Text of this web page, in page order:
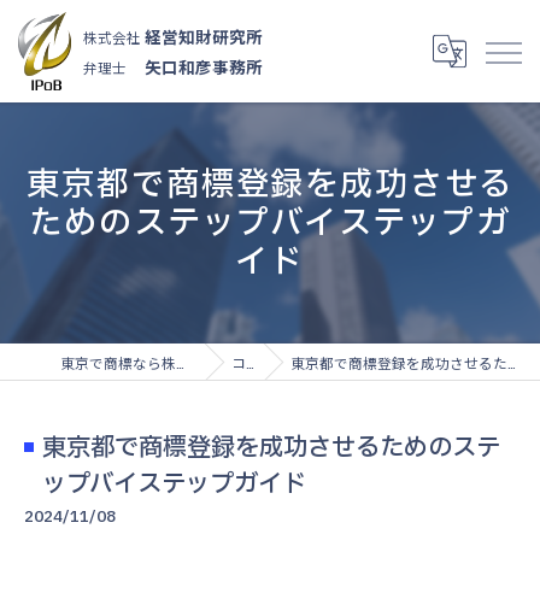
株式会社 経営知財研究所
弁理士 矢口和彦事務所
東京都で商標登録を成功させる
ためのステップバイステップガ
イド
コラム 東京都で商標登録を成功させるためのステップバイステップガイド
東京都で商標登録を成功させるためのステ
ップバイステップガイド
2024/11/08